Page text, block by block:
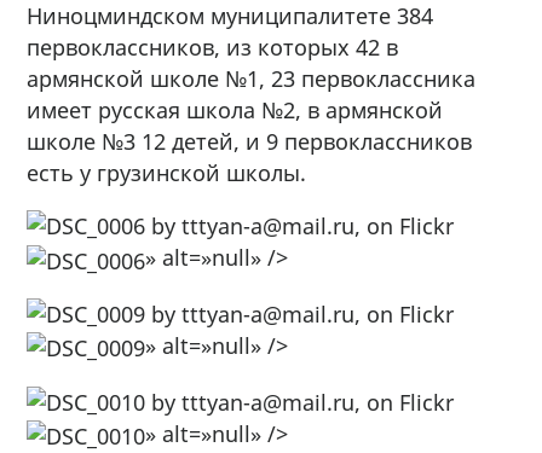
Ниноцминдском муниципалитете 384
первоклассников, из которых 42 в
армянской школе №1, 23 первоклассника
имеет русская школа №2, в армянской
школе №3 12 детей, и 9 первоклассников
есть у грузинской школы.
» alt=»null» />
» alt=»null» />
» alt=»null» />